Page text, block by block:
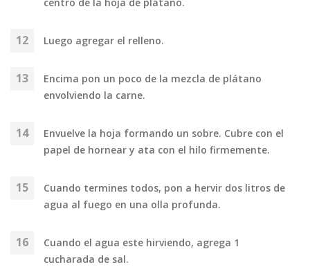
centro de la hoja de plátano.
Luego agregar el relleno.
Encima pon un poco de la mezcla de plátano
envolviendo la carne.
Envuelve la hoja formando un sobre. Cubre con el
papel de hornear y ata con el hilo firmemente.
Cuando termines todos, pon a hervir dos litros de
agua al fuego en una olla profunda.
Cuando el agua este hirviendo, agrega 1
cucharada de sal.